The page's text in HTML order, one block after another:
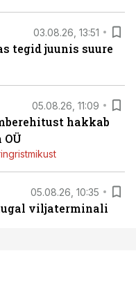
03.08.26, 13:51
tegid juunis suure
05.08.26, 11:09
hakkab
05.08.26, 10:35
viljaterminali